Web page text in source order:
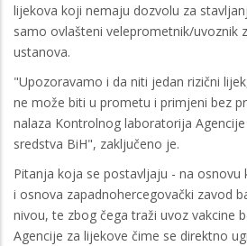
lijekova koji nemaju dozvolu za
samo ovlašteni veleprometnik/uvoznik
ustanova.
"Upozoravamo i da niti jedan rizični
ne može biti u prometu i primjeni bez
nalaza Kontrolnog laboratorija
sredstva BiH", zaključeno je.
Pitanja koja se postavljaju - na osnovu
i osnova zapadnohercegovački zavod
nivou, te zbog čega traži uvoz vakcine
Agencije za lijekove čime se direktno